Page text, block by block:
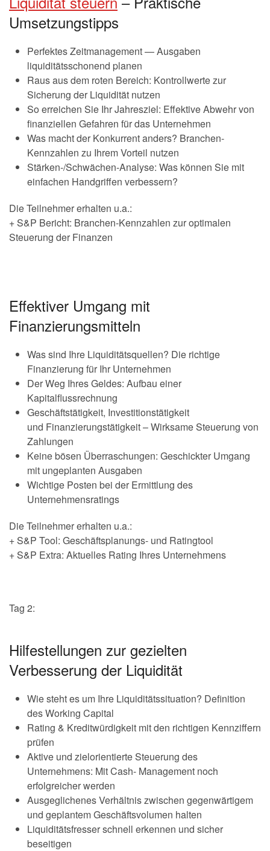
Umsetzungstipps
Perfektes Zeitmanagement — Ausgaben
liquiditätsschonend planen
Raus aus dem roten Bereich: Kontrollwerte zur
Sicherung der Liquidität nutzen
So erreichen Sie Ihr Jahresziel: Effektive Abwehr von
finanziellen Gefahren für das Unternehmen
Was macht der Konkurrent anders? Branchen-
Kennzahlen zu Ihrem Vorteil nutzen
Stärken-/Schwächen-Analyse: Was können Sie mit
einfachen Handgriffen verbessern?
Die Teilnehmer erhalten u.a.:
+ S&P Bericht: Branchen-Kennzahlen zur optimalen
Steuerung der Finanzen
Effektiver Umgang mit
Finanzierungsmitteln
Was sind Ihre Liquiditätsquellen? Die richtige
Finanzierung für Ihr Unternehmen
Der Weg Ihres Geldes: Aufbau einer
Kapitalflussrechnung
Geschäftstätigkeit, Investitionstätigkeit
und Finanzierungstätigkeit – Wirksame Steuerung von
Zahlungen
Keine bösen Überraschungen: Geschickter Umgang
mit ungeplanten Ausgaben
Wichtige Posten bei der Ermittlung des
Unternehmensratings
Die Teilnehmer erhalten u.a.:
+ S&P Tool: Geschäftsplanungs- und Ratingtool
+ S&P Extra: Aktuelles Rating Ihres Unternehmens
Tag 2:
Hilfestellungen zur gezielten
Verbesserung der Liquidität
Wie steht es um Ihre Liquiditätssituation? Definition
des Working Capital
Rating & Kreditwürdigkeit mit den richtigen Kennziffern
prüfen
Aktive und zielorientierte Steuerung des
Unternehmens: Mit Cash- Management noch
erfolgreicher werden
Ausgeglichenes Verhältnis zwischen gegenwärtigem
und geplantem Geschäftsvolumen halten
Liquiditätsfresser schnell erkennen und sicher
beseitigen